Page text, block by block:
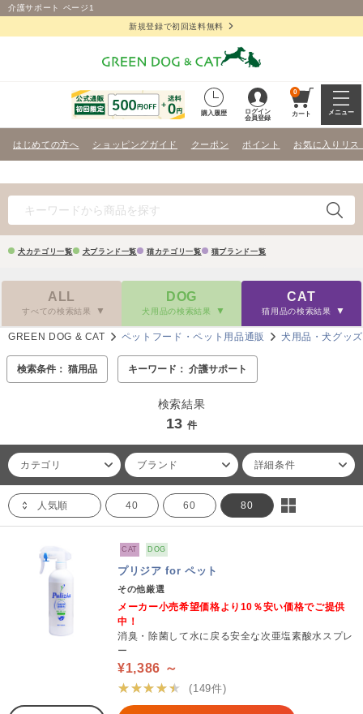
介護サポート ページ1
新規登録で初回送料無料
購入履歴
ログイン
会員登録
0
カート メニュー
はじめての方へ ショッピングガイド クーポン ポイント お気に入りリス
犬カテゴリ一覧 犬ブランド一覧 猫カテゴリ一覧 猫ブランド一覧
ALL
すべての検索結果
DOG
犬用品の検索結果
CAT
猫用品の検索結果
GREEN DOG & CAT ペットフード・ペット用品通販 犬用品・犬グッズ
検索条件： 猫用品 キーワード： 介護サポート
検索結果
13 件
カテゴリ ブランド 詳細条件
人気順 40 60 80
CAT DOG
プリジア for ペット
その他厳選
メーカー小売希望価格より10％安い価格でご提供
中！
消臭・除菌して水に戻る安全な次亜塩素酸水スプレ
ー
¥1,386 ～
★★★★★
(149件)